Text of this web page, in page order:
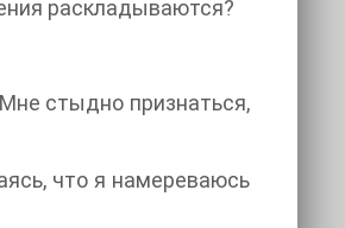
раскладываются?
стыдно признаться,
что я намереваюсь